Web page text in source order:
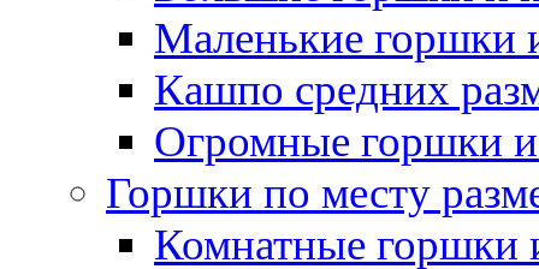
Маленькие горшки
Кашпо средних
Огромные горшки
Горшки по месту
Комнатные горшки